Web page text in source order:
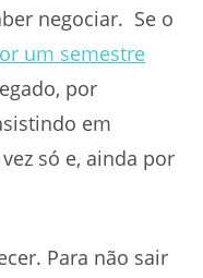
negociar. Se o
um semestre
por
em
só e, ainda por
Para não sair